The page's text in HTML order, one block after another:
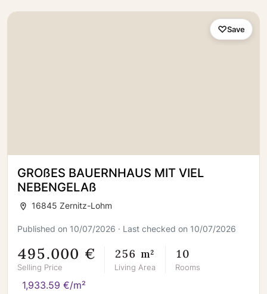
GROßES BAUERNHAUS MIT VIEL
NEBENGELAß
16845 Zernitz-Lohm
Published on 10/07/2026 · Last checked on 10/07/2026
495.000 €
Selling Price
256 m²
Living Area
10
Rooms
1,933.59 €/m²
Save